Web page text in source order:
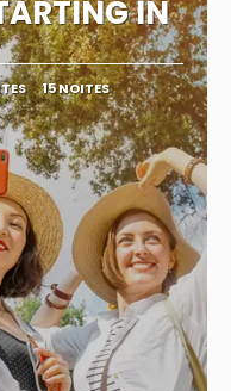
IN
15 NOITES